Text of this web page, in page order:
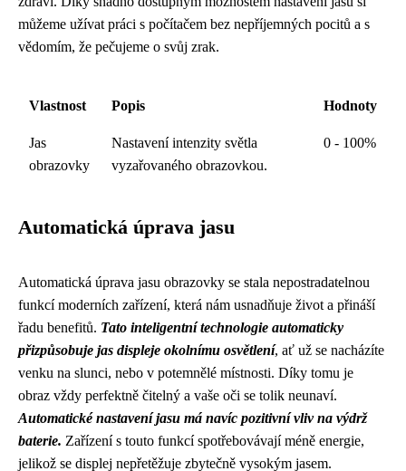
můžeme užívat práci s počítačem bez nepříjemných pocitů a s
vědomím, že pečujeme o svůj zrak.
Vlastnost Popis Hodnoty
Jas
obrazovky
Nastavení intenzity světla
vyzařovaného obrazovkou.
0 - 100%
Automatická úprava jasu
Automatická úprava jasu obrazovky se stala nepostradatelnou
funkcí moderních zařízení, která nám usnadňuje život a přináší
řadu benefitů. Tato inteligentní technologie automaticky
přizpůsobuje jas displeje okolnímu osvětlení, ať už se nacházíte
venku na slunci, nebo v potemnělé místnosti. Díky tomu je
obraz vždy perfektně čitelný a vaše oči se tolik neunaví.
Automatické nastavení jasu má navíc pozitivní vliv na výdrž
baterie. Zařízení s touto funkcí spotřebovávají méně energie,
jelikož se displej nepřetěžuje zbytečně vysokým jasem.